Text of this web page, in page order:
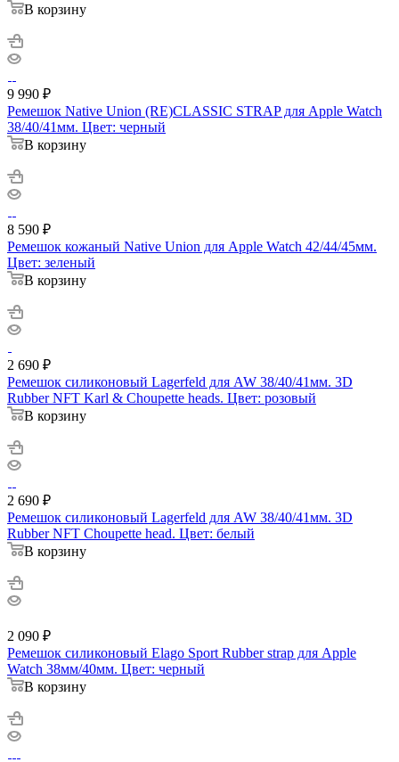
В корзину
9 990 ₽
Ремешок Native Union (RE)CLASSIC STRAP для Apple Watch
38/40/41мм. Цвет: черный
В корзину
8 590 ₽
Ремешок кожаный Native Union для Apple Watch 42/44/45мм.
Цвет: зеленый
В корзину
2 690 ₽
Ремешок силиконовый Lagerfeld для AW 38/40/41мм. 3D
Rubber NFT Karl & Choupette heads. Цвет: розовый
В корзину
2 690 ₽
Ремешок силиконовый Lagerfeld для AW 38/40/41мм. 3D
Rubber NFT Choupette head. Цвет: белый
В корзину
2 090 ₽
Ремешок силиконовый Elago Sport Rubber strap для Apple
Watch 38мм/40мм. Цвет: черный
В корзину